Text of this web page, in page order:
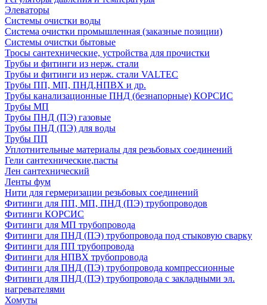
Элеваторы
Системы очистки воды
Система очистки промышленная (заказные позиции)
Системы очистки бытовые
Тросы сантехнические, устройства для прочистки
Трубы и фитинги из нерж. стали
Трубы и фитинги из нерж. стали VALTEC
Трубы ПП, МП, ПНД,НПВХ и др.
Трубы канализационные ПНД (безнапорные) КОРСИС
Трубы МП
Трубы ПНД (ПЭ) газовые
Трубы ПНД (ПЭ) для воды
Трубы ПП
Уплотнительные материалы для резьбовых соединений
Гели сантехнические,пасты
Лен сантехнический
Ленты фум
Нити для гермеризации резьбовых соединений
Фитинги для ПП, МП, ПНД (ПЭ) трубопроводов
Фитинги КОРСИС
Фитинги для МП трубопровода
Фитинги для ПНД (ПЭ) трубопровода под стыковую сварку
Фитинги для ПП трубопровода
Фитинги для НПВХ трубопровода
Фитинги для ПНД (ПЭ) трубопровода компрессионные
Фитинги для ПНД (ПЭ) трубопровода с закладными эл.
нагревателями
Хомуты